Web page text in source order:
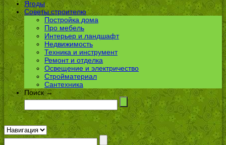
Ягоды
Советы строителю
Постройка дома
Про мебель
Интерьер и ландшафт
Недвижимость
Техника и инструмент
Ремонт и отделка
Освещение и электричество
Стройматериал
Сантехника
Поиск →